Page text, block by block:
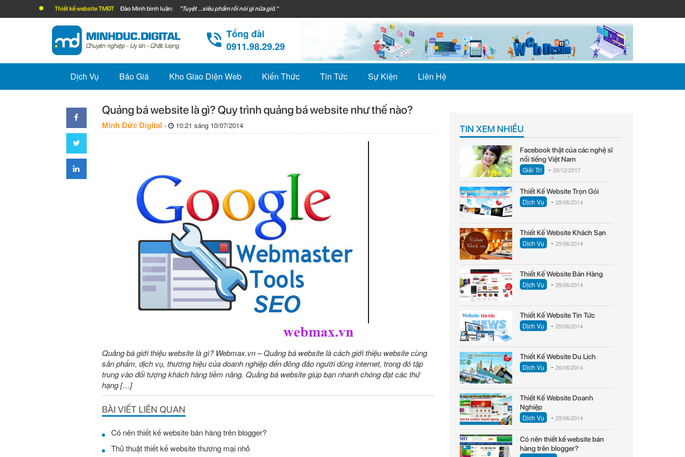
Thiết kế website TMĐT Đào Minh bình luận: "Tuyệt ...siêu phẩm rồi nói gì nữa giờ."
Tổng đài
0911.98.29.29
Dịch Vụ Báo Giá Kho Giao Diện Web Kiến Thức Tin Tức Sự Kiện Liên Hệ
Quảng bá website là gì? Quy trình quảng bá website như thế nào?
Minh Đức Digital - 10:21 sáng 10/07/2014
Quảng bá giới thiệu website là gì? Webmax.vn – Quảng bá website là cách giới thiệu website cùng
sản phẩm, dịch vụ, thương hiệu của doanh nghiệp đến đông đảo người dùng internet, trong đó tập
trung vào đối tượng khách hàng tiềm năng. Quảng bá website giúp bạn nhanh chóng đạt các thứ
hạng […]
BÀI VIẾT LIÊN QUAN
Có nên thiết kế website bán hàng trên blogger?
Thủ thuật thiết kế website thương mại nhỏ
TIN XEM NHIỀU
Facebook thật của các nghệ sĩ
nổi tiếng Việt Nam
Giải Trí - 20/12/2017
Thiết Kế Website Trọn Gói
Dịch Vụ - 25/06/2014
Thiết Kế Website Khách Sạn
Dịch Vụ - 25/06/2014
Thiết Kế Website Bán Hàng
Dịch Vụ - 25/06/2014
Thiết Kế Website Tin Tức
Dịch Vụ - 25/06/2014
Thiết Kế Website Du Lịch
Dịch Vụ - 26/06/2014
Thiết Kế Website Doanh
Nghiệp
Dịch Vụ - 25/06/2014
Có nên thiết kế website bán
hàng trên blogger?